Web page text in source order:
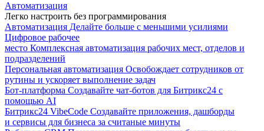
Автоматизация
Легко настроить без программирования
Автоматизация Делайте больше с меньшими усилиями
Цифровое рабочее
место Комплексная автоматизация рабочих мест, отделов и
подразделений
Персональная автоматизация Освобождает сотрудников от
рутины и ускоряет выполнение задач
Бот-платформа Создавайте чат-ботов для Битрикс24 с
помощью AI
Битрикс24 VibeCode Создавайте приложения, дашборды
и сервисы для бизнеса за считаные минуты